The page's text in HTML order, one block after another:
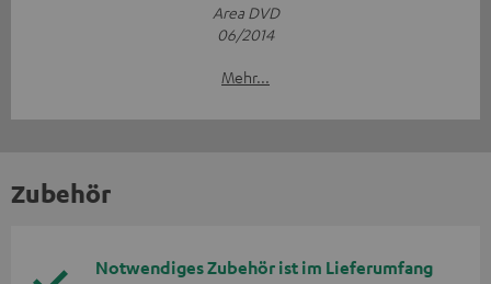
Area DVD
06/2014
Mehr...
Zubehör
Notwendiges Zubehör ist im Lieferumfang